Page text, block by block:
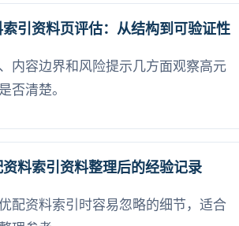
引资料页评估：从结构到可验证性
内容边界和风险提示几方面观察高元
否清楚。
料索引资料整理后的经验记录
配资料索引时容易忽略的细节，适合